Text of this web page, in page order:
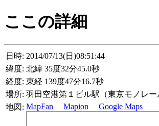
ここの詳細
日時: 2014/07/13(日)08:51:44
緯度: 北緯 35度32分45.0秒
経度: 東経 139度47分16.7秒
場所: 羽田空港第１ビル駅（東京モノレー
地図: MapFan Mapion Google Maps